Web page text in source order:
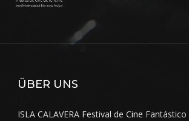
ÜBER UNS
ISLA CALAVERA Festival de Cine